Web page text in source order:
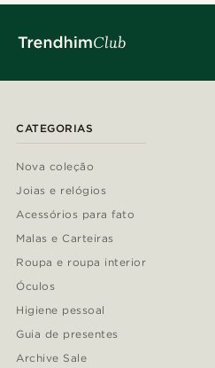
CATEGORIAS
Nova coleção
Joias e relógios
Acessórios para fato
Malas e Carteiras
Roupa e roupa interior
Óculos
Higiene pessoal
Guia de presentes
Archive Sale